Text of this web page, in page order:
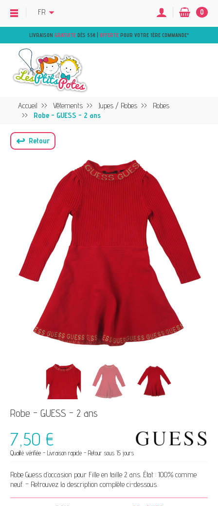
LIVRAISON GRATUITE DÈS 55€ | OFFERTE POUR VOTRE 1ÈRE COMMANDE*
FR 0
Accueil Vêtements Jupes / Robes
Robes
Robe - GUESS - 2 ans
↩ Retour
Robe - GUESS - 2 ans
7,50 €
Qualité vérifiée - Livraison rapide - Retour sous 15 jours
Robe Guess d’occasion pour Fille en taille 2 ans. État : 100% comme
neuf. – Retrouvez la description complète ci-dessous.